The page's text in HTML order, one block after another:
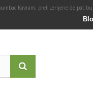
Kavram, pret Lenjerie de pat